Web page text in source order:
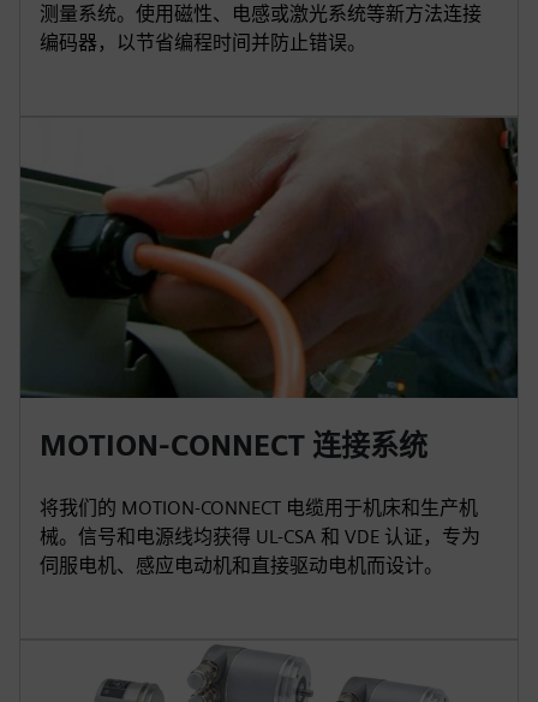
测量系统。使用磁性、电感或激光系统等新方法连接
编码器，以节省编程时间并防止错误。
MOTION-CONNECT 连接系统
将我们的 MOTION-CONNECT 电缆用于机床和生产机
械。信号和电源线均获得 UL-CSA 和 VDE 认证，专为
伺服电机、感应电动机和直接驱动电机而设计。